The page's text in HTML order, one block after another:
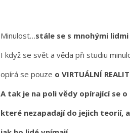
Minulost…stále se s mnohými
I když se svět a věda při studiu
opírá se pouze o VIRTUÁLNÍ
A tak je na poli vědy opírající se
které nezapadají do jejich teorií,